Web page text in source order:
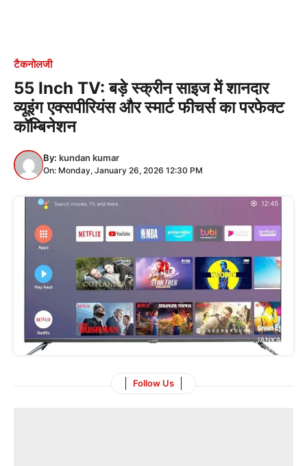
टैकनोलजी
55 Inch TV: बड़े स्क्रीन साइज में शानदार
व्यूइंग एक्सपीरियंस और स्मार्ट फीचर्स का परफेक्ट
कॉम्बिनेशन
By: kundan kumar
On: Monday, January 26, 2026 12:30 PM
Follow Us